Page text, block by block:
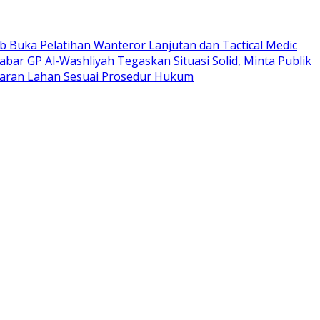
Buka Pelatihan Wanteror Lanjutan dan Tactical Medic
GP Al-Washliyah Tegaskan Situasi Solid, Minta Publik
Lahan Sesuai Prosedur Hukum